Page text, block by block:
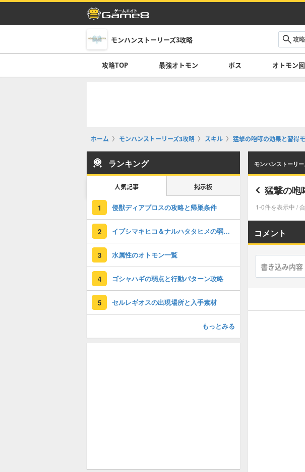
モンハンストーリーズ3攻略
攻略TOP 最強オトモン ボス オトモン
ホーム モンハンストーリーズ3攻略 スキル 猛撃の咆哮の効果と習得
モンハンストーリ
猛撃の咆
1-0件を表示中 /
コメント
ランキング
人気記事 掲示板
1 侵獣ディアブロスの攻略と帰巣条件
2 イブシマキヒコ＆ナルハタタヒメの弱点と行動パターン攻略
3 水属性のオトモン一覧
4 ゴシャハギの弱点と行動パターン攻略
5 セルレギオスの出現場所と入手素材
もっとみる